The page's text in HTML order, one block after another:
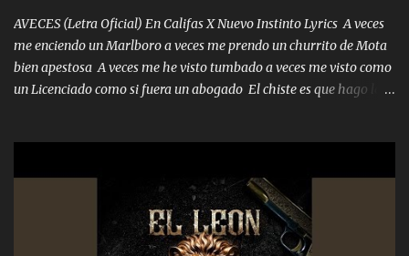
AVECES (Letra Oficial) En Califas X Nuevo Instinto Lyrics A veces
me enciendo un Marlboro a veces me prendo un churrito de Mota
bien apestosa A veces me he visto tumbado a veces me visto como
un Licenciado como si fuera un abogado El chiste es que hago lo
corriente no quieren verte subir de level trucha mis plebes Música
A veces me pongo un sombrero a veces me ven la cachucha de lado
con la mirada siempre en alto A veces me fajó una super o a veces
me fajó una Glock siempre armado todas las generaciones yo